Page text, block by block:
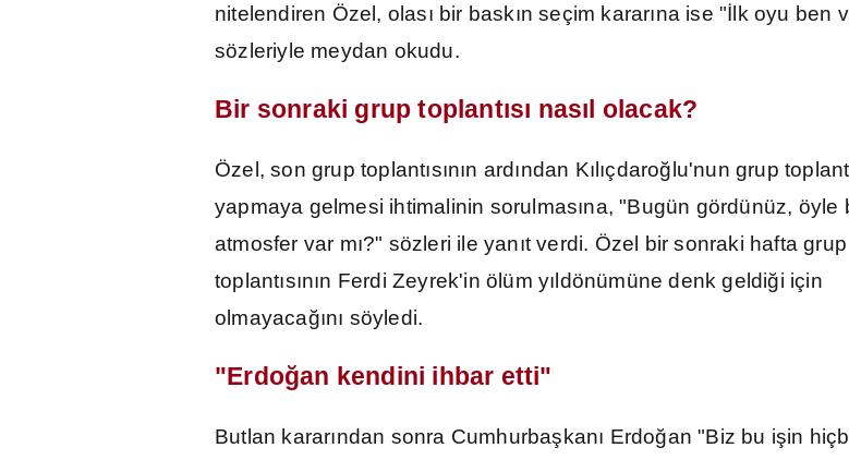
nitelendiren Özel, olası bir baskın seçim kararına ise "İ lk oyu ben
sözleriyle meydan okudu.
Bir sonraki grup toplantısı nasıl olacak?
Özel, son grup toplantısının ardından Kı ıçdaroğ lu'nun grup toplant
yapmaya gelmesi ihtimalinin sorulmasına, "Bugün gördünüz, öyle
atmosfer var mı?" sözleri ile yanıt verdi. Özel bir sonraki hafta grup
toplantısının Ferdi Zeyrek'in ölüm yı ldönümüne denk geldiği için
olmayacağını söyledi.
"Erdoğan kendini ihbar etti"
Butlan kararından sonra Cumhurbaş kanı Erdoğan "Biz bu işin